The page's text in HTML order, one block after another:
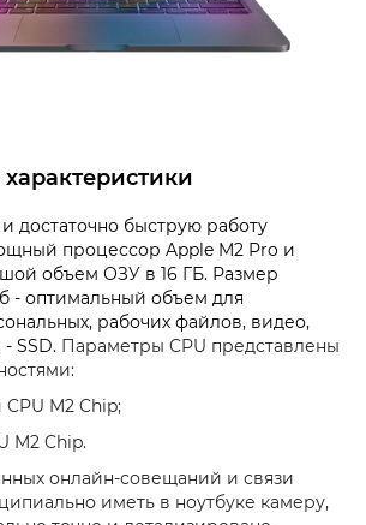
достаточно быструю работу
процессор Apple M2 Pro и
объем ОЗУ в 16 ГБ. Размер
- оптимальный объем для
рабочих файлов, видео,
SSD. Параметры CPU представлены
M2 Chip;
M2 Chip.
онлайн-совещаний и связи
иметь в ноутбуке камеру,